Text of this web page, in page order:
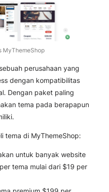
MyThemeShop
perusahaan yang
dengan kompatibilitas
Dengan paket paling
tema pada berapapun
tema di MyThemeShop:
untuk banyak website
tema mulai dari $19 per